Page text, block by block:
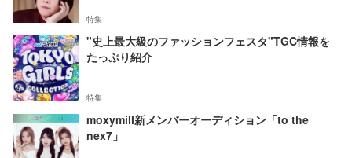
特集
"史上最大級のファッションフェスタ"TGC情報を
たっぷり紹介
特集
moxymill新メンバーオーディション「to the
nex7」